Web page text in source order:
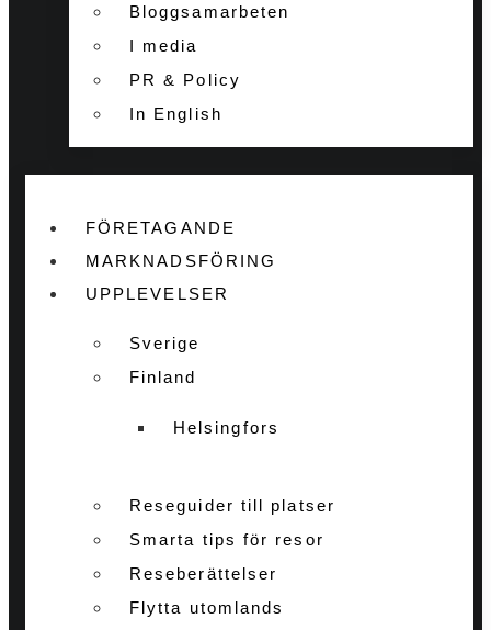
Bloggsamarbeten
I media
PR & Policy
In English
FÖRETAGANDE
MARKNADSFÖRING
UPPLEVELSER
Sverige
Finland
Helsingfors
Reseguider till platser
Smarta tips för resor
Reseberättelser
Flytta utomlands